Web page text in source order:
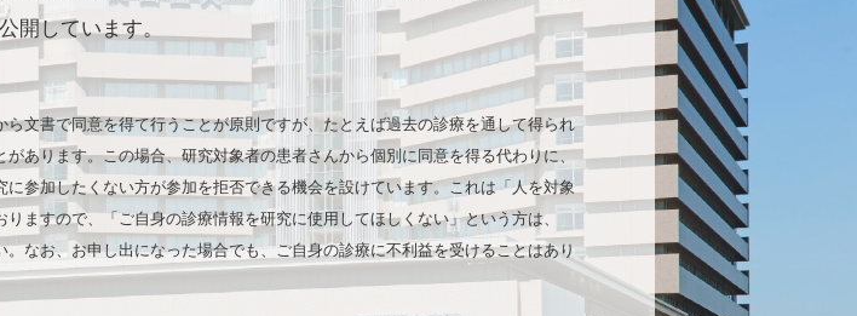
開しています。
文書で同意を得て行うことが原則ですが、たとえば過去の診療を通して得られ
あります。この場合、研究対象者の患者さんから個別に同意を得る代わりに、
参加したくない方が参加を拒否できる機会を設けています。これは「人を対象
ますので、「ご自身の診療情報を研究に使用してほしくない」という方は、
なお、お申し出になった場合でも、ご自身の診療に不利益を受けることはあり